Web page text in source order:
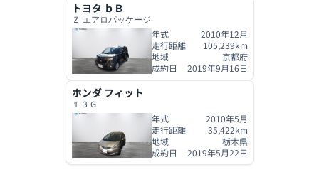
トヨタ ｂＢ
Ｚ エアロパッケージ
年式
2010年12月
走行距離
105,239km
地域
京都府
成約日
2019年9月16日
ホンダ フィット
１３Ｇ
年式
2010年5月
走行距離
35,422km
地域
栃木県
成約日
2019年5月22日